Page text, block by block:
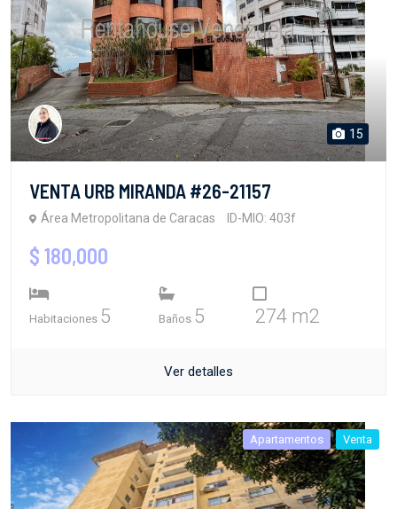
15
VENTA URB MIRANDA #26-21157
Área Metropolitana de Caracas ID-MIO: 403f
$ 180,000
Habitaciones 5 Baños 5 274 m2
Ver detalles
Apartamentos Venta